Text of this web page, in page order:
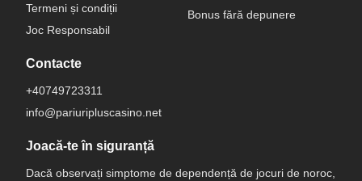
Termeni și condiții
Joc Responsabil
Bonus fără depunere
Contacte
+40749723311
info@pariuripluscasino.net
Joacă-te în siguranță
Dacă observați simptome de dependență de jocuri de noroc,